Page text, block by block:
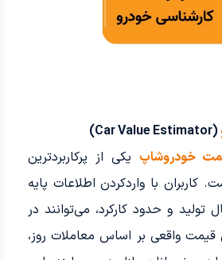
(Car Value Estimator)
خودروشاپ یکی از پرکاربردترین
کاربران با واردکردن اطلاعات پایه
تولید و حدود کارکرد، می‌توانند در
قیمت واقعی بر اساس معاملات روز،